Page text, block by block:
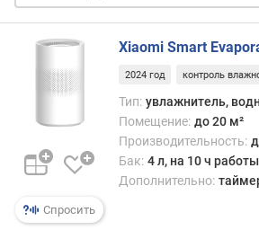
ы
м
п
о
о
з
ы
Спросить
Xiaomi Smart
2024 год контроль
Тип: увлажнитель,
Помещение: до 20 м²
Производительность:
Бак: 4 л, на 10 ч работы
Дополнительно: